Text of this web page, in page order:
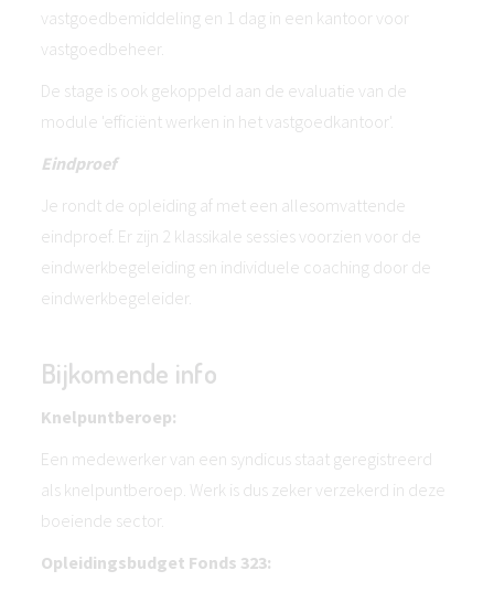
vastgoedbemiddeling en 1 dag in een kantoor voor
vastgoedbeheer.
De stage is ook gekoppeld aan de evaluatie van de
module 'efficiënt werken in het vastgoedkantoor'.
Eindproef
Je rondt de opleiding af met een allesomvattende
eindproef. Er zijn 2 klassikale sessies voorzien voor de
eindwerkbegeleiding en individuele coaching door de
eindwerkbegeleider.
Bijkomende info
Knelpuntberoep:
Een medewerker van een syndicus staat geregistreerd
als knelpuntberoep. Werk is dus zeker verzekerd in deze
boeiende sector.
Opleidingsbudget Fonds 323: